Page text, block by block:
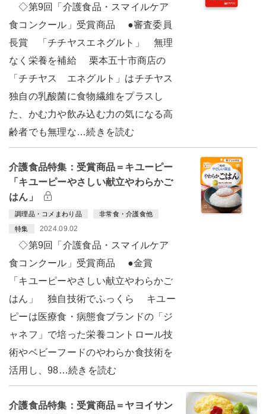
◇第9回「介護食品・スマイルケア
食コンクール」受賞商品 ●審査委員
長賞 「チチヤスエネグルト」 無理
なく栄養を補給 栗本五十市商店の
「チチヤス エネグルト」はチチヤス
独自の乳酸菌に食物繊維をプラスし
た、かむ力や飲み込む力の気になる高
齢者でも無理な…続きを読む
介護食品特集：受賞商品＝キユーピー
「キユーピーやさしい献立やわらかご
はん」
調理品・コメまわり品 非常食・介護食他
特集 2024.09.02
◇第9回「介護食品・スマイルケア
食コンクール」受賞商品 ●金賞
「キユーピーやさしい献立やわらかご
はん」 独自技術でふっくら キユー
ピーは医療食・病態食ブランドの「ジ
ャネフ」で培った栄養コントロール技
術やベビーフードのやわらか食技術を
活用し、98…続きを読む
介護食品特集：受賞商品＝ヤヨイサン